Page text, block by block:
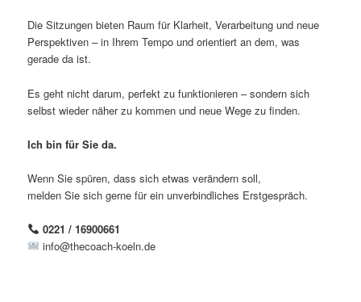
Die Sitzungen bieten Raum für Klarheit, Verarbeitung und neue
Perspektiven – in Ihrem Tempo und orientiert an dem, was
gerade da ist.
Es geht nicht darum, perfekt zu funktionieren – sondern sich
selbst wieder näher zu kommen und neue Wege zu finden.
Ich bin für Sie da.
Wenn Sie spüren, dass sich etwas verändern soll,
melden Sie sich gerne für ein unverbindliches Erstgespräch.
0221 / 16900661
info@thecoach-koeln.de